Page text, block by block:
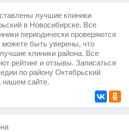
лучшие клиники
в Новосибирске. Все
периодически проверяются
быть уверены, что
клиники района. Все
рейтинг и отзывы. Записаться
по району Октябрьский
нашем сайте.